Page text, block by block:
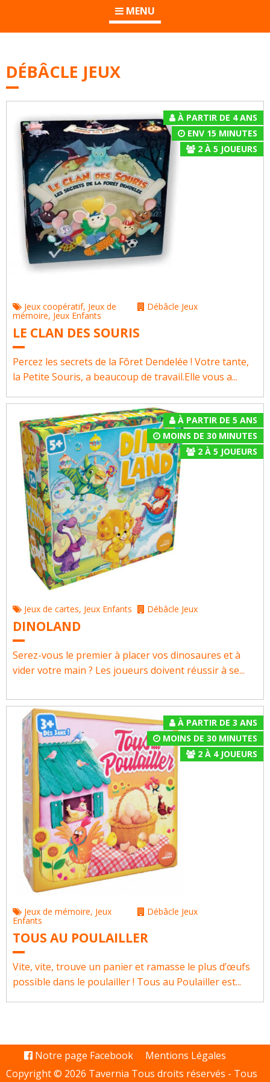
MENU
DÉBÂCLE JEUX
À PARTIR DE 4 ANS
ENV 15 MINUTES
2À 5 JOUEURS
Jeux coopératif, Jeux de
mémoire, Jeux Enfants
Débâcle Jeux
LE CLAN DES SOURIS
Percez les secrets de la Fôret Dendelée ! Votre tante,
la Petite Souris, a beaucoup de travail.Elle vous a...
À PARTIR DE 5 ANS
MOINS DE 30 MINUTES
2À 5 JOUEURS
Jeux de cartes, Jeux Enfants Débâcle Jeux
DINOLAND
Serez-vous le premier à placer vos dinosaures et à
vider votre main ? Les joueurs doivent réussir à se...
À PARTIR DE 3 ANS
MOINS DE 30 MINUTES
2À 4JOUEURS
Jeux de mémoire, Jeux
Enfants
Débâcle Jeux
TOUS AU POULAILLER
Vite, vite, trouve un panier et ramasse le plus d’œufs
possible dans le poulailler ! Tous au Poulailler est...
Notre page Facebook
Mentions Légales
Copyright © 2026 Tavernia Tous droits réservés - Tous